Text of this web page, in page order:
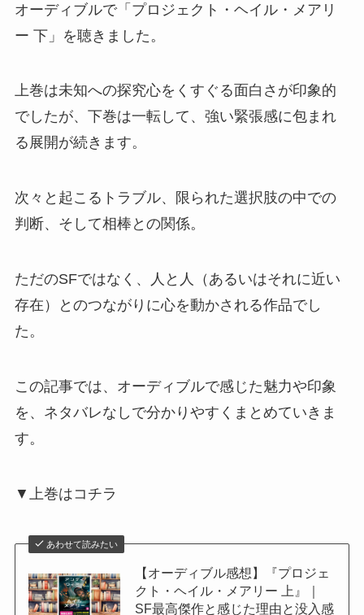
オーディブルで「プロジェクト・ヘイル・メアリ
ー 下」を聴きました。
上巻は未知への探究心をくすぐる面白さが印象的
でしたが、下巻は一転して、強い緊張感に包まれ
る展開が続きます。
次々と起こるトラブル、限られた選択肢の中での
判断、そして相棒との関係。
ただのSFではなく、人と人（あるいはそれに近い
存在）とのつながりに心を動かされる作品でし
た。
この記事では、オーディブルで感じた魅力や印象
を、ネタバレなしで分かりやすくまとめていきま
す。
▼上巻はコチラ
あわせて読みたい
【オーディブル感想】『プロジェ
クト・ヘイル・メアリー 上』｜
SF最高傑作と感じた理由と没入感